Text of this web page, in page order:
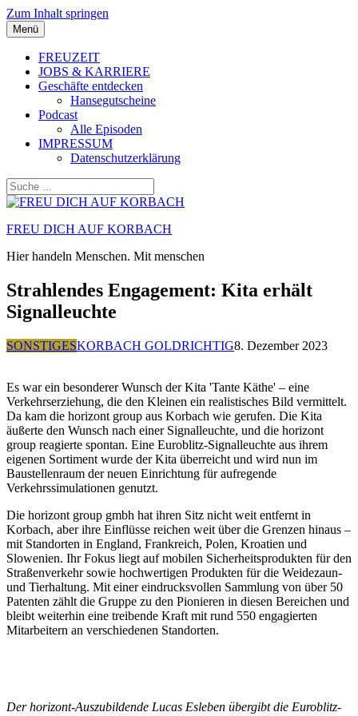
Zum Inhalt springen
Menü
FREUZEIT
JOBS & KARRIERE
Geschäfte entdecken
Hansegutscheine
Podcast
Alle Episoden
IMPRESSUM
Datenschutzerklärung
FREU DICH AUF KORBACH
Hier handeln Menschen. Mit menschen
Strahlendes Engagement: Kita erhält
Signalleuchte
SONSTIGESKORBACH GOLDRICHTIG8. Dezember 2023
Es war ein besonderer Wunsch der Kita 'Tante Käthe' – eine
Verkehrserziehung, die den Kleinen ein realistisches Bild vermittelt.
Da kam die horizont group aus Korbach wie gerufen. Die Kita
äußerte den Wunsch nach einer Signalleuchte, und die horizont
group reagierte spontan. Eine Euroblitz-Signalleuchte aus ihrem
eigenen Sortiment wurde der Kita überreicht und wird nun im
Baustellenraum der neuen Einrichtung für aufregende
Verkehrssimulationen genutzt.
Die horizont group gmbh hat ihren Sitz nicht weit entfernt in
Korbach, aber ihre Einflüsse reichen weit über die Grenzen hinaus –
mit Standorten in England, Frankreich, Polen, Kroatien und
Slowenien. Ihr Fokus liegt auf mobilen Sicherheitsprodukten für den
Straßenverkehr sowie hochwertigen Produkten für die Weidezaun-
und Tierhaltung. Mit einer eindrucksvollen Sammlung von über 50
Patenten zählt die Gruppe zu den Pionieren in diesen Bereichen und
bleibt weiterhin eine treibende Kraft mit rund 550 engagierten
Mitarbeitern an verschiedenen Standorten.
Der horizont-Auszubildende Lucas Esleben übergibt die Euroblitz-